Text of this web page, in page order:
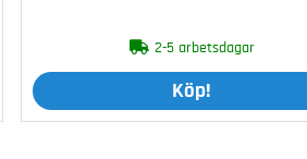
2-5 arbetsdagar
Köp!